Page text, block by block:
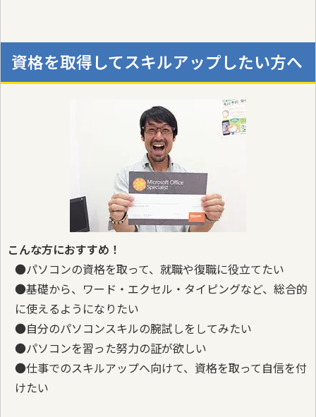
資格を取得してスキルアップしたい方へ
こんな方におすすめ！
●パソコンの資格を取って、就職や復職に役立てたい
●基礎から、ワード・エクセル・タイピングなど、総合的
に使えるようになりたい
●自分のパソコンスキルの腕試しをしてみたい
●パソコンを習った努力の証が欲しい
●仕事でのスキルアップへ向けて、資格を取って自信を付
けたい